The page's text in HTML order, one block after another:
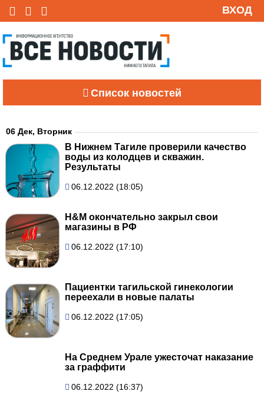
ВХОД
Список новостей
06 Дек, Вторник
В Нижнем Тагиле проверили качество
воды из колодцев и скважин.
Результаты
06.12.2022 (18:05)
H&M окончательно закрыл свои
магазины в РФ
06.12.2022 (17:10)
Пациентки тагильской гинекологии
переехали в новые палаты
06.12.2022 (17:05)
На Среднем Урале ужесточат наказание
за граффити
06.12.2022 (16:37)